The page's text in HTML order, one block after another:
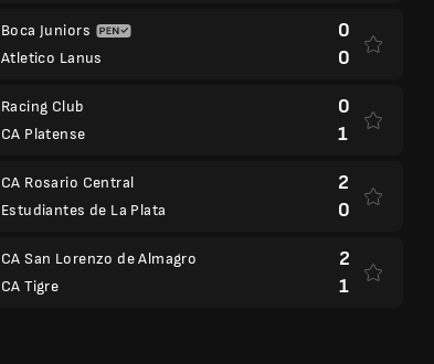
Boca Juniors
Atletico Lanus
0
0
Racing Club
CA Platense
0
1
CA Rosario Central
Estudiantes de La Plata
2
0
CA San Lorenzo de Almagro
CA Tigre
2
1